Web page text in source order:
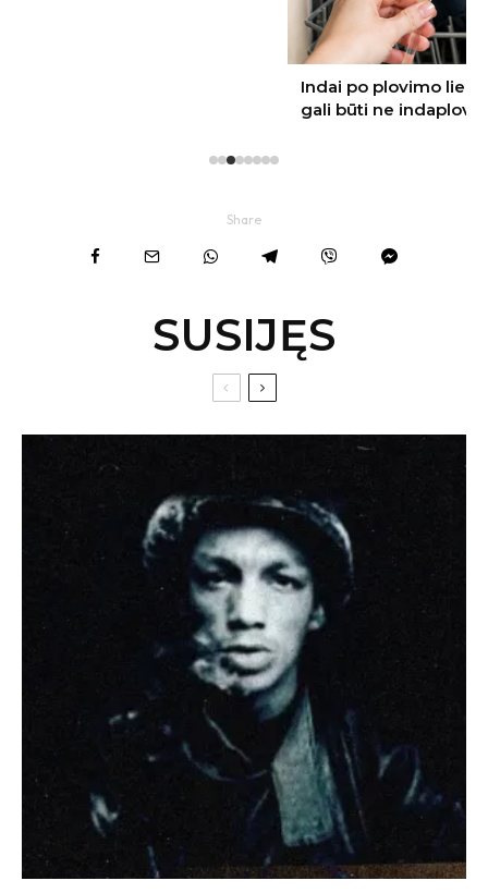
Indai po plovimo lieka apsiblausę: kaltas
Share
SUSIJĘS